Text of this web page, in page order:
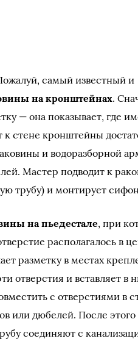
самый известный и
на кронштейнах.
— она показывает, где
стене кронштейны
и водоразборной
Мастер подводит к
трубу) и монтирует
на пьедестале, при
располагалось в
разметку в местах
отверстия и вставляет в
с отверстиями в
или дюбелей. После этого
соединяют с